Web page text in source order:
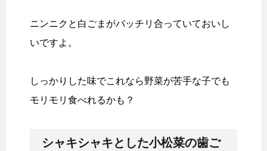
ニンニクと白ごまがバッチリ合っていておいし
いですよ。
しっかりした味でこれなら野菜が苦手な子でも
モリモリ食べれるかも？
シャキシャキとした小松菜の歯ご